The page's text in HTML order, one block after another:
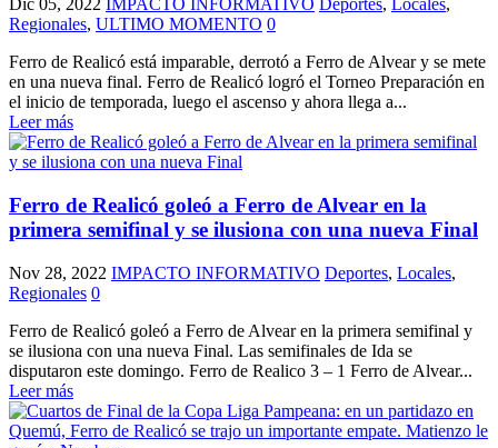
Dic 05, 2022 IMPACTO INFORMATIVO Deportes, Locales,
Regionales, ULTIMO MOMENTO 0
Ferro de Realicó está imparable, derrotó a Ferro de Alvear y se mete
en una nueva final. Ferro de Realicó logró el Torneo Preparación en
el inicio de temporada, luego el ascenso y ahora llega a...
Leer más
Ferro de Realicó goleó a Ferro de Alvear en la
primera semifinal y se ilusiona con una nueva Final
Nov 28, 2022 IMPACTO INFORMATIVO Deportes, Locales,
Regionales 0
Ferro de Realicó goleó a Ferro de Alvear en la primera semifinal y
se ilusiona con una nueva Final. Las semifinales de Ida se
disputaron este domingo. Ferro de Realico 3 – 1 Ferro de Alvear...
Leer más